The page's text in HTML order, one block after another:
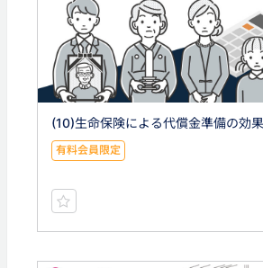
(10)生命保険による代償金準備の効果
有料会員限定